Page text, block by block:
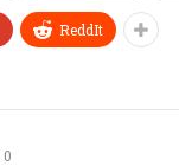
ReddIt
0